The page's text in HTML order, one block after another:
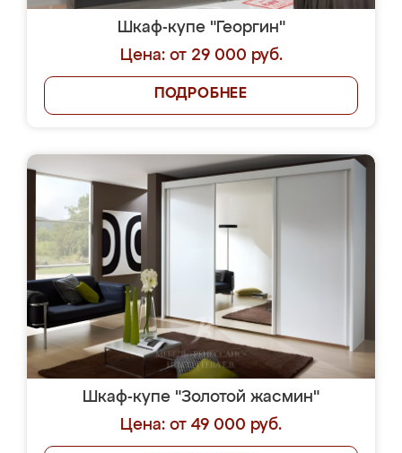
Шкаф-купе "Георгин"
Цена: от 29 000 руб.
ПОДРОБНЕЕ
Шкаф-купе "Золотой жасмин"
Цена: от 49 000 руб.